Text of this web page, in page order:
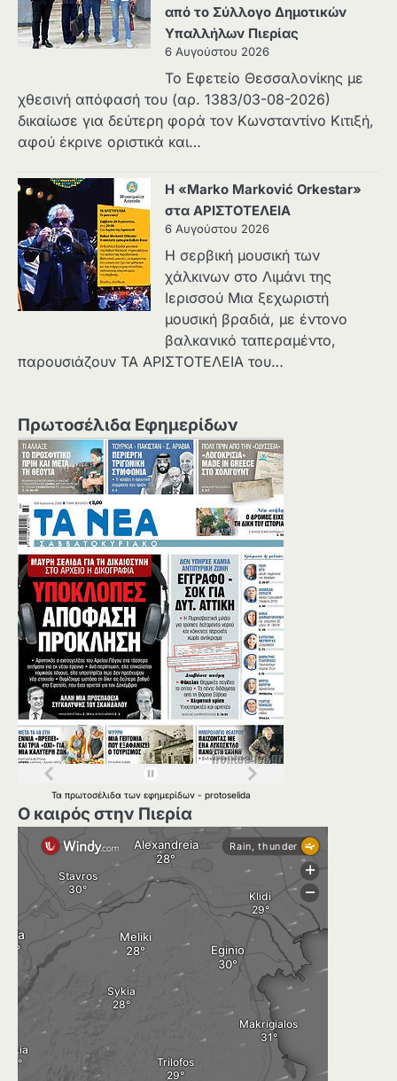
από το Σύλλογο Δημοτικών
Υπαλλήλων Πιερίας
6 Αυγούστου 2026
Το Εφετείο Θεσσαλονίκης με
χθεσινή απόφασή του (αρ. 1383/03-08-2026)
δικαίωσε για δεύτερη φορά τον Κωνσταντίνο Κιτιξή,
αφού έκρινε οριστικά και…
Η «Marko Marković Orkestar»
στα ΑΡΙΣΤΟΤΕΛΕΙΑ
6 Αυγούστου 2026
Η σερβική μουσική των
χάλκινων στο Λιμάνι της
Ιερισσού Μια ξεχωριστή
μουσική βραδιά, με έντονο
βαλκανικό ταπεραμέντο,
παρουσιάζουν ΤΑ ΑΡΙΣΤΟΤΕΛΕΙΑ του…
Πρωτοσέλιδα Εφημερίδων
Τα πρωτοσέλιδα των εφημερίδων - protoselida
Ο καιρός στην Πιερία